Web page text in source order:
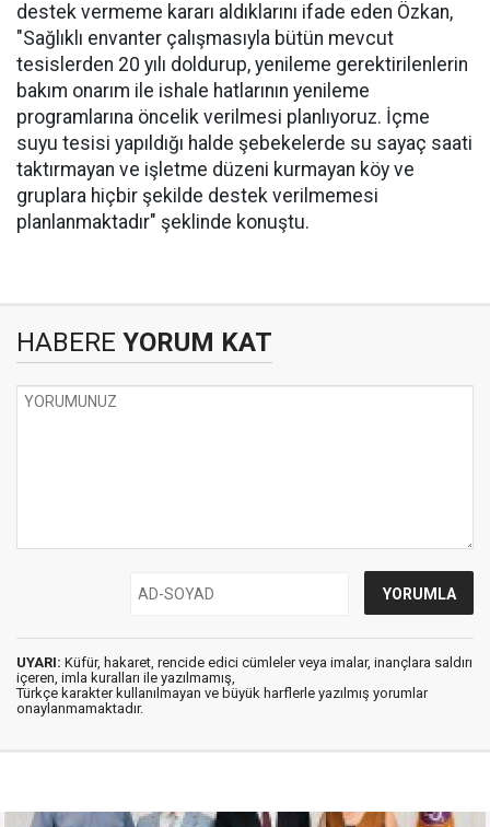
destek vermeme kararı aldıklarını ifade eden Özkan,
"Sağlıklı envanter çalışmasıyla bütün mevcut
tesislerden 20 yılı doldurup, yenileme gerektirilenlerin
bakım onarım ile ishale hatlarının yenileme
programlarına öncelik verilmesi planlıyoruz. İçme
suyu tesisi yapıldığı halde şebekelerde su sayaç saati
taktırmayan ve işletme düzeni kurmayan köy ve
gruplara hiçbir şekilde destek verilmemesi
planlanmaktadır" şeklinde konuştu.
HABERE YORUM KAT
UYARI: Küfür, hakaret, rencide edici cümleler veya imalar, inançlara saldırı
içeren, imla kuralları ile yazılmamış,
Türkçe karakter kullanılmayan ve büyük harflerle yazılmış yorumlar
onaylanmamaktadır.